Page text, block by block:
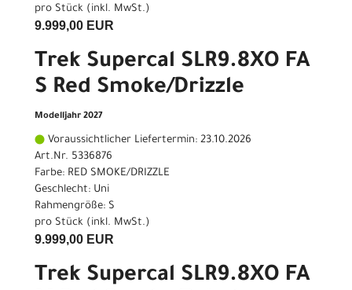
pro Stück (inkl. MwSt.)
9.999,00 EUR
Trek Supercal SLR9.8XO FA
S Red Smoke/Drizzle
Modelljahr 2027
Voraussichtlicher Liefertermin: 23.10.2026
Art.Nr. 5336876
Farbe: RED SMOKE/DRIZZLE
Geschlecht: Uni
Rahmengröße: S
pro Stück (inkl. MwSt.)
9.999,00 EUR
Trek Supercal SLR9.8XO FA